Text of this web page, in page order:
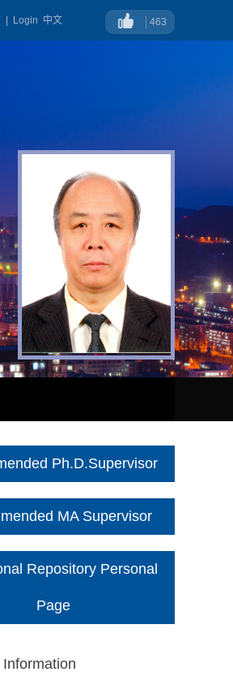
中文
Login 463
Ph.D.Supervisor
MA Supervisor
Repository Personal
Page
Information